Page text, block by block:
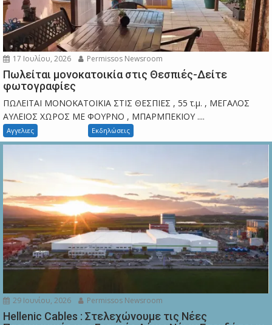
17 Ιουλίου, 2026 Permissos Newsroom
Πωλείται μονοκατοικία στις Θεσπιές-Δείτε
φωτογραφίες
ΠΩΛΕΙΤΑΙ ΜΟΝΟΚΑΤΟΙΚΙΑ ΣΤΙΣ ΘΕΣΠΙΕΣ , 55 τ.μ. , ΜΕΓΑΛΟΣ
ΑΥΛΕΙΟΣ ΧΩΡΟΣ ΜΕ ΦΟΥΡΝΟ , ΜΠΑΡΜΠΕΚΙΟΥ ....
Αγγελιες Εκδηλώσεις
29 Ιουνίου, 2026 Permissos Newsroom
Hellenic Cables : Στελεχώνουμε τις Νέες